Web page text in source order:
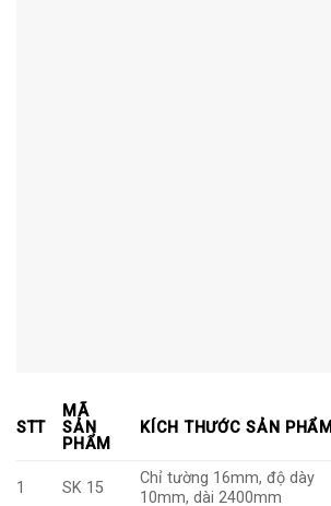
STT
MÃ
SẢN
PHẨM
KÍCH THƯỚC SẢN PHẨM
1 SK 15
Chỉ tường 16mm, độ dày
10mm, dài 2400mm